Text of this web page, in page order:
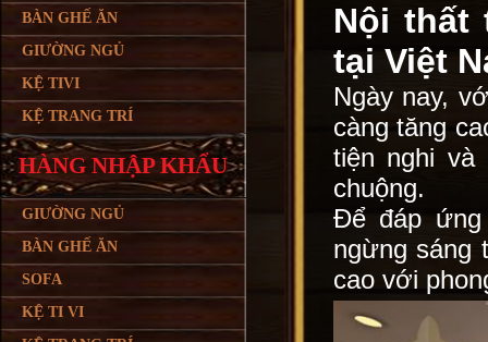
BÀN GHẾ ĂN
GIƯỜNG NGỦ
KỆ TIVI
KỆ TRANG TRÍ
HÀNG NHẬP KHẨU
GIƯỜNG NGỦ
BÀN GHẾ ĂN
SOFA
KỆ TI VI
Nội thất
tại Việt
Ngày nay,
càng tăng
tiện nghi
chuộng.
Để đáp ứng
ngừng sáng
cao với